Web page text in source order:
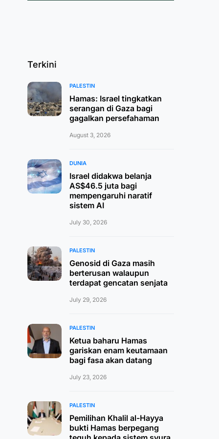
Terkini
PALESTIN
Hamas: Israel tingkatkan
serangan di Gaza bagi
gagalkan persefahaman
August 3, 2026
DUNIA
Israel didakwa belanja
AS$46.5 juta bagi
mempengaruhi naratif
sistem AI
July 30, 2026
PALESTIN
Genosid di Gaza masih
berterusan walaupun
terdapat gencatan senjata
July 29, 2026
PALESTIN
Ketua baharu Hamas
gariskan enam keutamaan
bagi fasa akan datang
July 23, 2026
PALESTIN
Pemilihan Khalil al-Hayya
bukti Hamas berpegang